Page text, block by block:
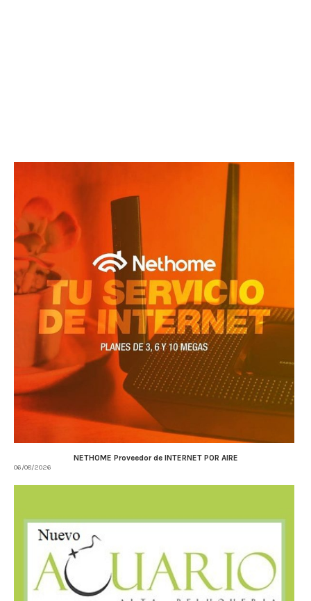
NETHOME Proveedor de INTERNET POR AIRE
06/08/2026